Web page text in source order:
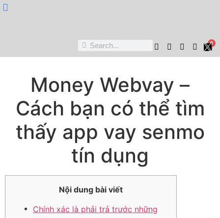
0
Money Webvay –
Cách bạn có thể tìm
thấy app vay senmo
tín dụng
Nội dung bài viết
Chính xác là phải trả trước những